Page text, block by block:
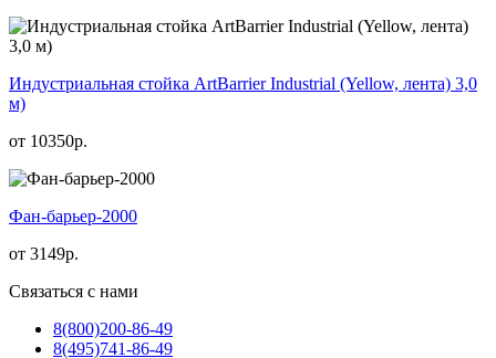
Индустриальная стойка ArtBarrier Industrial (Yellow, лента) 3,0
м)
от 10350р.
Фан-барьер-2000
от 3149р.
Связаться с нами
8(800)200-86-49
8(495)741-86-49